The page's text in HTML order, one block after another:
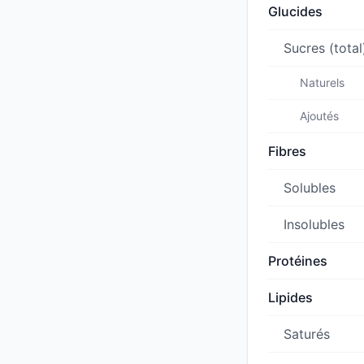
Glucides
Sucres
Naturels
Ajoutés
Fibres
Solubles
Insolubles
Protéines
Lipides
Saturés